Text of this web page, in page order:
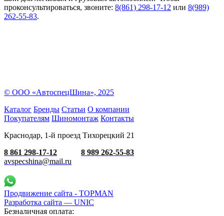
проконсультироваться, звоните: 8(861) 298-17-12 или 8(989)
262-55-83.
© ООО «АвтоспецШина», 2025
Каталог Бренды Статьи О компании
Покупателям Шиномонтаж Контакты
Краснодар, 1-й проезд Тихорецкий 21
8 861 298-17-12
8 989 262-55-83
avspecshina@mail.ru
Продвижение сайта - TOPMAN
Разработка сайта — UNIC
Безналичная оплата: